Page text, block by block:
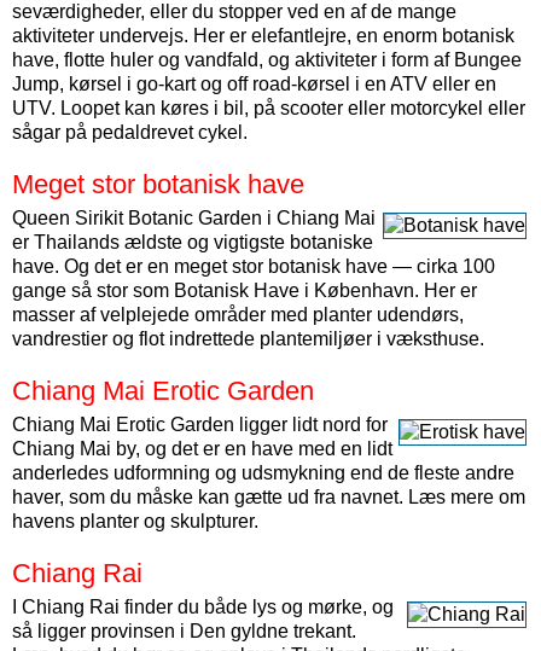
seværdigheder, eller du stopper ved en af de mange
aktiviteter undervejs. Her er elefantlejre, en enorm botanisk
have, flotte huler og vandfald, og aktiviteter i form af Bungee
Jump, kørsel i go-kart og off road-kørsel i en ATV eller en
UTV. Loopet kan køres i bil, på scooter eller motorcykel eller
sågar på pedaldrevet cykel.
Meget stor botanisk have
Queen Sirikit Botanic Garden i Chiang Mai
er Thailands ældste og vigtigste botaniske
have. Og det er en meget stor botanisk have — cirka 100
gange så stor som Botanisk Have i København. Her er
masser af velplejede områder med planter udendørs,
vandrestier og flot indrettede plantemiljøer i væksthuse.
Chiang Mai Erotic Garden
Chiang Mai Erotic Garden ligger lidt nord for
Chiang Mai by, og det er en have med en lidt
anderledes udformning og udsmykning end de fleste andre
haver, som du måske kan gætte ud fra navnet. Læs mere om
havens planter og skulpturer.
Chiang Rai
I Chiang Rai finder du både lys og mørke, og
så ligger provinsen i Den gyldne trekant.